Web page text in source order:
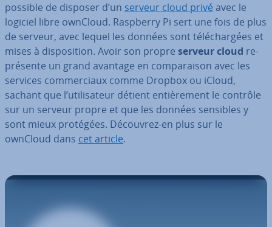
possible de disposer d’un serveur cloud privé avec le
logiciel libre ownCloud. Raspberry Pi sert une fois de plus
de serveur, avec lequel les données sont té­lé­char­gées et
mises à dis­po­si­tion. Avoir son propre serveur cloud re­
pré­sente un grand avantage en com­pa­rai­son avec les
services com­mer­ciaux comme Dropbox ou iCloud,
sachant que l’uti­li­sa­teur détient en­tiè­re­ment le contrôle
sur un serveur propre et que les données sensibles y
sont mieux protégées. Découvrez-en plus sur le
ownCloud dans cet article.